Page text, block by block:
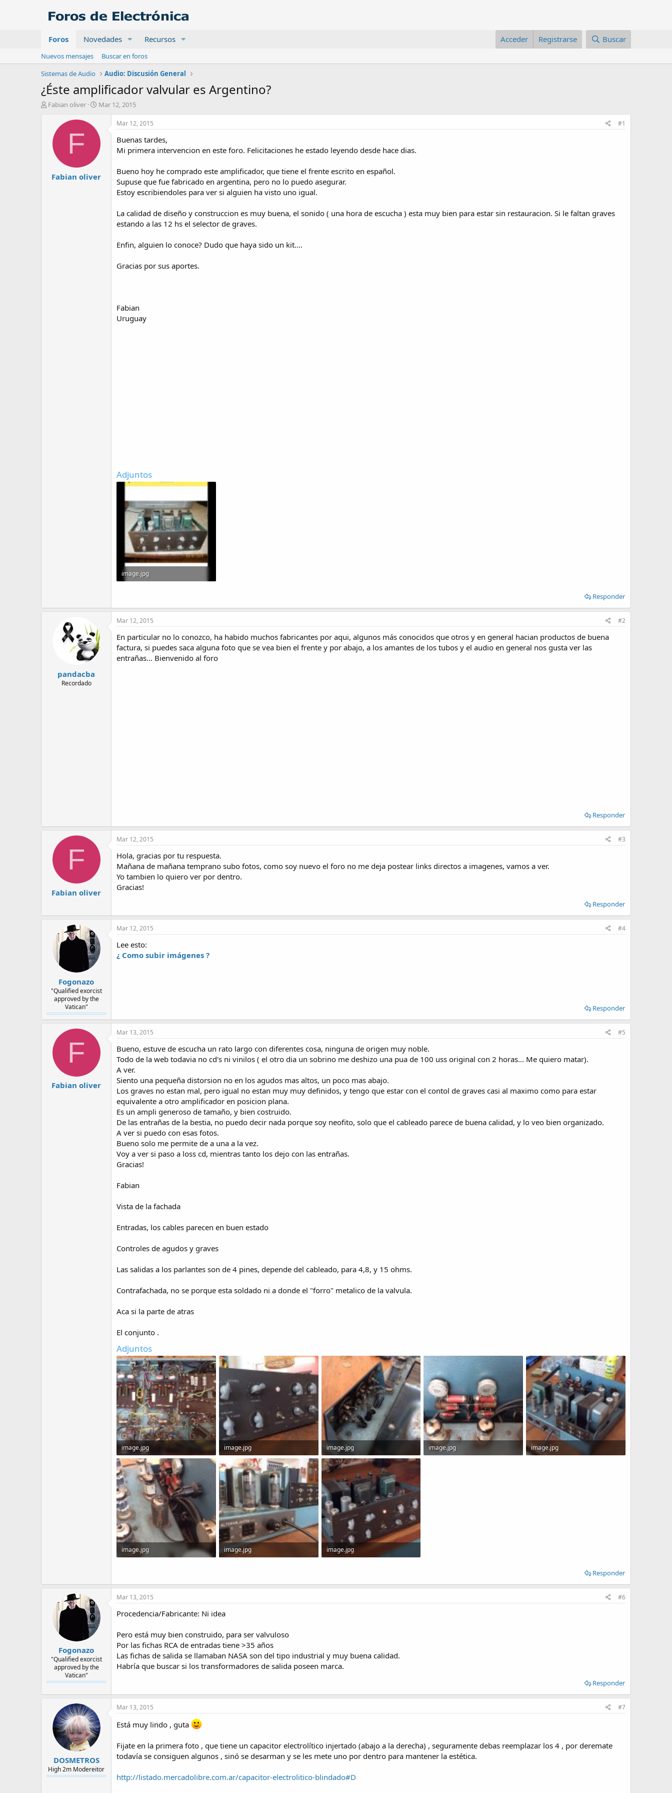
Foros Novedades Recursos Acceder Registrarse Buscar
Nuevos mensajes
Buscar en foros
Sistemas de Audio
Audio: Discusión General
¿Éste amplificador valvular es Argentino?
A
Fabian oliver
F
h
a
d
n
Mar 12, 2015
F
Fabian oliver
Mar 12, 2015 #1
Buenas tardes,
Mi primera intervencion en este foro. Felicitaciones he estado leyendo desde hace dias.
Bueno hoy he comprado este amplificador, que tiene el frente escrito en español.
Supuse que fue fabricado en argentina, pero no lo puedo asegurar.
Estoy escribiendoles para ver si alguien ha visto uno igual.
La calidad de diseño y construccion es muy buena, el sonido ( una hora de escucha ) esta muy bien para estar sin restauracion. Si le faltan graves
estando a las 12 hs el selector de graves.
Enfin, alguien lo conoce? Dudo que haya sido un kit....
Gracias por sus aportes.
Fabian
Uruguay
Adjuntos
image.jpg
Responder
pandacba
Recordado
Mar 12, 2015 #2
En particular no lo conozco, ha habido muchos fabricantes por aqui, algunos más conocidos que otros y en general hacian productos de buena
factura, si puedes saca alguna foto que se vea bien el frente y por abajo, a los amantes de los tubos y el audio en general nos gusta ver las
entrañas... Bienvenido al foro
Responder
F
Fabian oliver
Mar 12, 2015 #3
Hola, gracias por tu respuesta.
Mañana de mañana temprano subo fotos, como soy nuevo el foro no me deja postear links directos a imagenes, vamos a ver.
Yo tambien lo quiero ver por dentro.
Gracias!
Responder
Fogonazo
"Qualified exorcist
approved by the
Vatican"
Mar 12, 2015 #4
Lee esto:
¿ Como subir imágenes ?
Responder
F
Fabian oliver
Mar 13, 2015 #5
Bueno, estuve de escucha un rato largo con diferentes cosa, ninguna de origen muy noble.
Todo de la web todavia no cd's ni vinilos ( el otro dia un sobrino me deshizo una pua de 100 uss original con 2 horas... Me quiero matar).
A ver.
Siento una pequeña distorsion no en los agudos mas altos, un poco mas abajo.
Los graves no estan mal, pero igual no estan muy muy definidos, y tengo que estar con el contol de graves casi al maximo como para estar
equivalente a otro amplificador en posicion plana.
Es un ampli generoso de tamaño, y bien costruido.
De las entrañas de la bestia, no puedo decir nada porque soy neofito, solo que el cableado parece de buena calidad, y lo veo bien organizado.
A ver si puedo con esas fotos.
Bueno solo me permite de a una a la vez.
Voy a ver si paso a loss cd, mientras tanto los dejo con las entrañas.
Gracias!
Fabian
Vista de la fachada
Entradas, los cables parecen en buen estado
Controles de agudos y graves
Las salidas a los parlantes son de 4 pines, depende del cableado, para 4,8, y 15 ohms.
Contrafachada, no se porque esta soldado ni a donde el "forro" metalico de la valvula.
Aca si la parte de atras
El conjunto .
Adjuntos
image.jpg
154.4 KB · Visitas: 170
image.jpg
89.8 KB · Visitas: 80
image.jpg
95.2 KB · Visitas: 78
image.jpg
image.jpg
image.jpg
image.jpg
image.jpg
Responder
Fogonazo
"Qualified exorcist
approved by the
Vatican"
Mar 13, 2015 #6
Procedencia/Fabricante: Ni idea
Pero está muy bien construido, para ser valvuloso
Por las fichas RCA de entradas tiene >35 años
Las fichas de salida se llamaban NASA son del tipo industrial y muy buena calidad.
Habría que buscar si los transformadores de salida poseen marca.
Responder
DOSMETROS
High 2m Modereitor
Mar 13, 2015 #7
Está muy lindo , guta
Fijate en la primera foto , que tiene un capacitor electrolítico injertado (abajo a la derecha) , seguramente debas reemplazar los 4 , por deremate
todavía se consiguen algunos , sinó se desarman y se les mete uno por dentro para mantener la estética.
http://listado.mercadolibre.com.ar/capacitor-electrolitico-blindado#D